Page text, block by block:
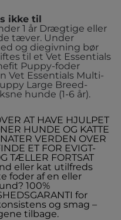
ikke til
1 år Drægtige eller
tæver. Under
og diegivning bør
til et Vet Essentials
Puppy-foder
Vet Essentials Multi-
Large Breed-
hunde (1-6 år).
AT HAVE HJULPET
HUNDE OG KATTE
VERDEN OVER
ET FOR EVIGT-
TÆLLER FORTSAT
eller kat utilfreds
foder af en eller
100%
for
og smag –
tilbage.